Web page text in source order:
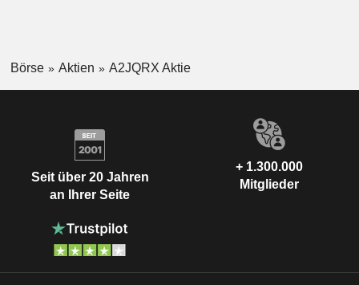
Börse Aktien A2JQRX Aktie
Seit über 20 Jahren
an Ihrer Seite
+ 1.300.000
Mitglieder